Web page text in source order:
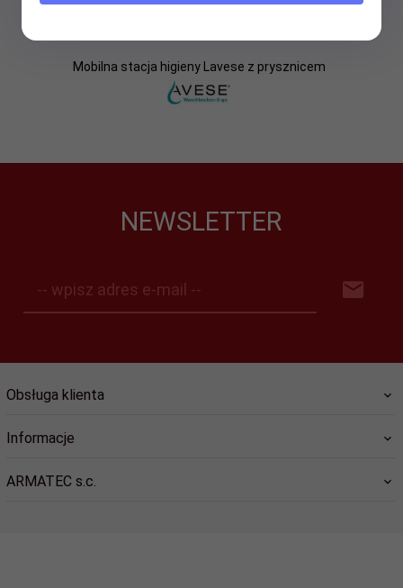
Mobilna stacja higieny Lavese z prysznicem
NEWSLETTER
-- wpisz adres e-mail --
Obsługa klienta
Informacje
ARMATEC s.c.